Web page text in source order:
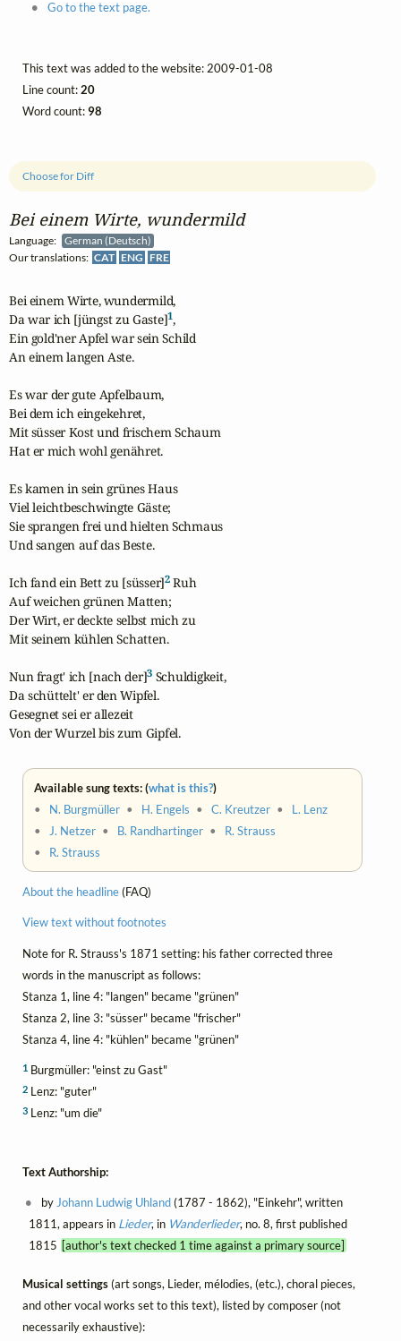
Bei einem Wirte, wundermild
Language:
German (Deutsch)
Our translations: CAT ENG FRE
Choose for Diff
Bei einem Wirte, wundermild,
Da war ich [jüngst zu Gaste]1,
Ein gold'ner Apfel war sein Schild
An einem langen Aste.
Es war der gute Apfelbaum,
Bei dem ich eingekehret,
Mit süsser Kost und frischem Schaum
Hat er mich wohl genähret.
Es kamen in sein grünes Haus
Viel leichtbeschwingte Gäste;
Sie sprangen frei und hielten Schmaus
Und sangen auf das Beste.
Ich fand ein Bett zu [süsser]2 Ruh
Auf weichen grünen Matten;
Der Wirt, er deckte selbst mich zu
Mit seinem kühlen Schatten.
Nun fragt' ich [nach der]3 Schuldigkeit,
Da schüttelt' er den Wipfel.
Gesegnet sei er allezeit
Von der Wurzel bis zum Gipfel.
Available sung texts: (what is this?)
• N. Burgmüller • H. Engels •C. Kreutzer • L. Lenz
•
J. Netzer • B. Randhartinger • R. Strauss
• R. Strauss
About the headline(FAQ)
View text without footnotes
Note for R. Strauss's 1871 setting: his father corrected three
words in the manuscript as follows:
Stanza 1, line 4: "langen" became "grünen"
Stanza 2, line 3: "süsser" became "frischer"
Stanza 4, line 4: "kühlen" became "grünen"
1 Burgmüller: "einst zu Gast"
2 Lenz: "guter"
3 Lenz: "um die"
Text Authorship:
by Johann Ludwig Uhland(1787 - 1862), "Einkehr", written
1811, appears in Lieder, in Wanderlieder, no. 8, first published
1815 [author's text checked 1 time against a primary source]
Musical settings(art songs, Lieder, mélodies, (etc.), choral pieces,
and other vocal works set to this text), listed by composer (not
necessarily exhaustive):
Go to the text page.
This text was added to the website: 2009-01-08
Line count:20
Word count:98